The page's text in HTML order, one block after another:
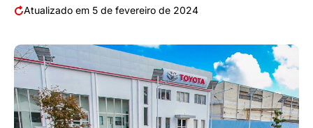
5 de fevereiro de 2024